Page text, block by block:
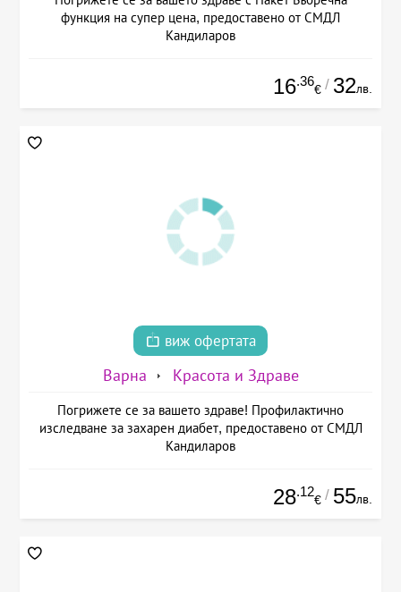
функция на супер цена, предоставено от СМДЛ
Кандиларов
16.36
€ / 32лв.
виж офертата
Варна Красота и Здраве
Погрижете се за вашето здраве! Профилактично
изследване за захарен диабет, предоставено от СМДЛ
Кандиларов
28.12
€ / 55лв.